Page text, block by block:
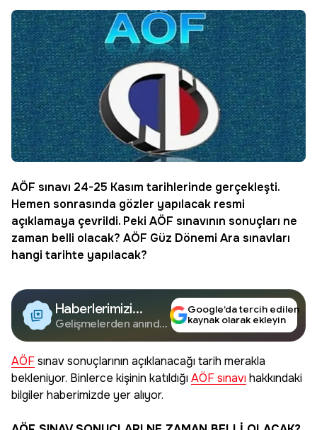
AÖF sınavı 24-25 Kasım tarihlerinde gerçekleşti.
Hemen sonrasında gözler yapılacak resmi
açıklamaya çevrildi. Peki AÖF sınavının sonuçları ne
zaman belli olacak? AÖF Güz Dönemi Ara sınavları
hangi tarihte yapılacak?
Haberlerimizi
Google'da Takip
Edin
Gelişmelerden anında
Google’da tercih edilen
kaynak olarak ekleyin
AÖFsınav sonuçlarının açıklanacağı tarih merakla
bekleniyor. Binlerce kişinin katıldığıAÖF sınavıhakkındaki
bilgiler haberimizde yer alıyor.